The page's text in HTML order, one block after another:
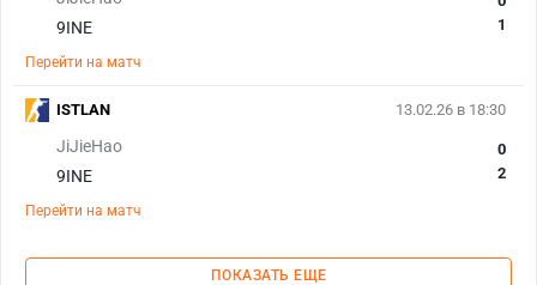
9INE
1
Перейти на матч
13.02.26 в 18:30
JiJieHao
9INE
0
2
Перейти на матч
ISTLAN
ПОКАЗАТЬ ЕЩЕ